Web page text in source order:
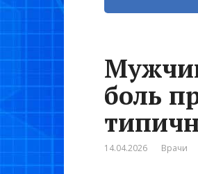
боль
14.04.2026 Врачи